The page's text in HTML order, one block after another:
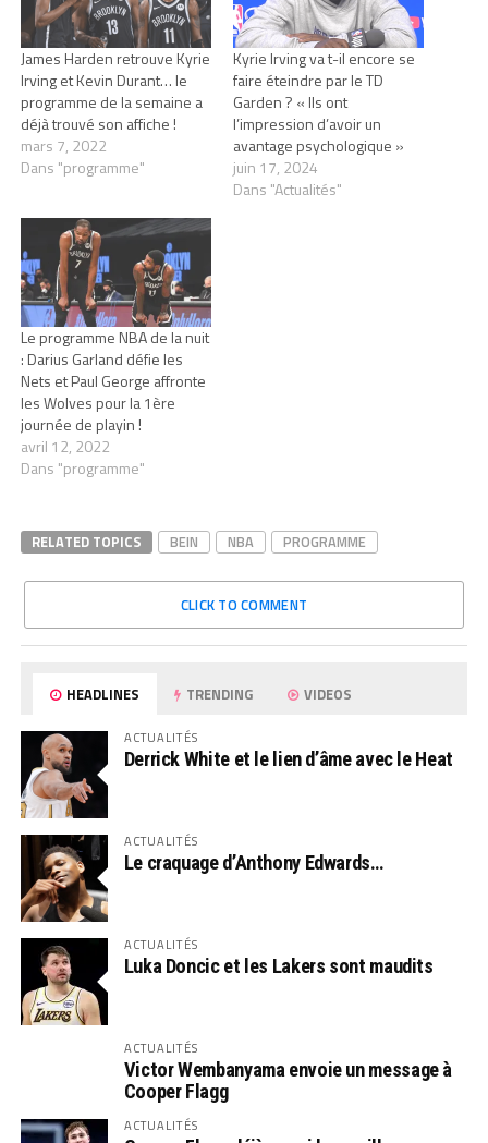
James Harden retrouve Kyrie
Irving et Kevin Durant… le
programme de la semaine a
déjà trouvé son affiche !
mars 7, 2022
Dans "programme"
Kyrie Irving va t-il encore se
faire éteindre par le TD
Garden ? « Ils ont
l’impression d’avoir un
avantage psychologique »
juin 17, 2024
Dans "Actualités"
Le programme NBA de la nuit
: Darius Garland défie les
Nets et Paul George affronte
les Wolves pour la 1ère
journée de playin !
avril 12, 2022
Dans "programme"
RELATED TOPICS BEIN NBA PROGRAMME
CLICK TO COMMENT
HEADLINES TRENDING VIDEOS
ACTUALITÉS
Derrick White et le lien d’âme avec le Heat
ACTUALITÉS
Le craquage d’Anthony Edwards…
ACTUALITÉS
Luka Doncic et les Lakers sont maudits
ACTUALITÉS
Victor Wembanyama envoie un message à
Cooper Flagg
ACTUALITÉS